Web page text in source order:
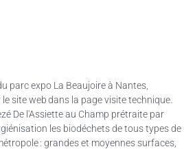
parc expo La Beaujoire à Nantes,
site web dans la page visite technique.
De l'Assiette au Champ prétraite par
les biodéchets de tous types de
: grandes et moyennes surfaces,